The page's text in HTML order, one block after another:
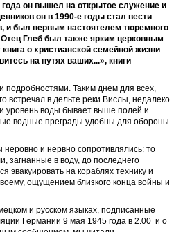
он вышел на открытое служение и
он в 1990-е годы стал вести
и был первым настоятелем тюремного
Глеб был также ярким церковным
о христианской семейной жизни
на путях ваших...», книги
подробностями. Таким днем для всех,
встречал в дельте реки Вислы, недалеко
уровень воды бывает выше полей и
водные преграды удобны для обороны
и нервно сопротивлялись: то
загнанные в воду, до последнего
эвакуировать на кораблях технику и
ощущением близкого конца войны и
и русском языках, подписанные
Германии 9 мая 1945 года в 2.00 и о